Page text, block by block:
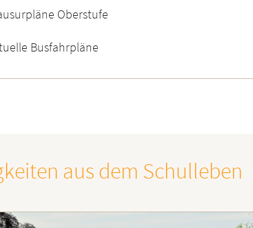
Oberstufe
Busfahrpläne
aus dem Schulleben